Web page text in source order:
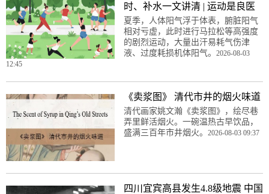
时、补水一文讲清 | 运动是良医
夏季，人体阳气浮于体表，腑脏阳气
相对亏虚，此时进行马拉松等高强度
的剧烈运动，大量出汗易耗气伤津
液、过度耗损机体阳气。 2026-08-03
12:45
《卖浆图》 清代市井的烟火味道
清代画家姚文瀚《卖浆图》，绘尽巷
弄里鲜活烟火。一碗温热古早饮品，
盛满三百年市井烟火。 2026-08-03 09:37
四川宜宾高县发生4.8级地震 中国